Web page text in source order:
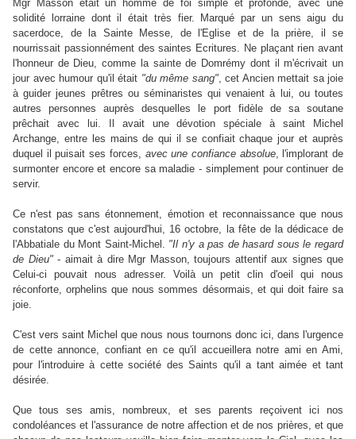
Mgr Masson était un homme de foi simple et profonde, avec une
solidité lorraine dont il était très fier. Marqué par un sens aigu du
sacerdoce, de la Sainte Messe, de l'Eglise et de la prière, il se
nourrissait passionnément des saintes Ecritures. Ne plaçant rien avant
l'honneur de Dieu, comme la sainte de Domrémy dont il m'écrivait un
jour avec humour qu'il était "du même sang", cet Ancien mettait sa joie
à guider jeunes prêtres ou séminaristes qui venaient à lui, ou toutes
autres personnes auprès desquelles le port fidèle de sa soutane
prêchait avec lui. Il avait une dévotion spéciale à saint Michel
Archange, entre les mains de qui il se confiait chaque jour et auprès
duquel il puisait ses forces, avec une confiance absolue, l'implorant de
surmonter encore et encore sa maladie - simplement pour continuer de
servir.
Ce n'est pas sans étonnement, émotion et reconnaissance que nous
constatons que c'est aujourd'hui, 16 octobre, la fête de la dédicace de
l'Abbatiale du Mont Saint-Michel. "Il n'y a pas de hasard sous le regard
de Dieu"- aimait à dire Mgr Masson, toujours attentif aux signes que
Celui-ci pouvait nous adresser. Voilà un petit clin d'oeil qui nous
réconforte, orphelins que nous sommes désormais, et qui doit faire sa
joie.
C'est vers saint Michel que nous nous tournons donc ici, dans l'urgence
de cette annonce, confiant en ce qu'il accueillera notre ami en Ami,
pour l'introduire à cette société des Saints qu'il a tant aimée et tant
désirée.
Que tous ses amis, nombreux, et ses parents reçoivent ici nos
condoléances et l'assurance de notre affection et de nos prières, et que